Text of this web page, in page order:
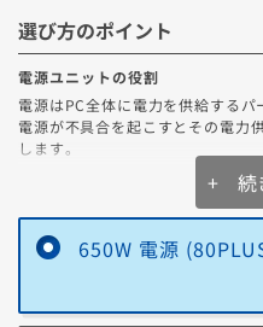
選び方のポイント
電源ユニットの役割
電源はPC全体に電力を供給するパ
電源が不具合を起こすとその電力
します。
なのでより容量があり、高効率の
+ 続
650W 電源